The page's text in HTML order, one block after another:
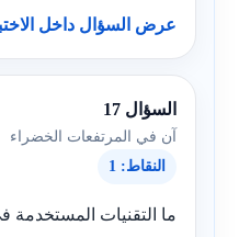
عرض السؤال داخل
السؤال 17
آن في المرتفعات الخضراء
النقاط: 1
ما التقنيات